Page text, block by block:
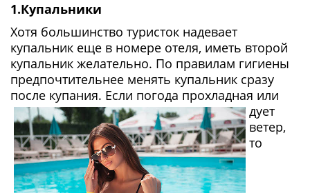
1.Купальники
Хотя большинство туристок надевает
купальник еще в номере отеля, иметь второй
купальник желательно. По правилам гигиены
предпочтительнее менять купальник сразу
после купания. Если погода прохладная или
дует
ветер,
то